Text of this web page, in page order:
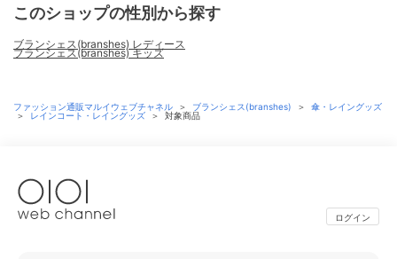
このショップの性別から探す
ブランシェス(branshes) レディース
ブランシェス(branshes) キッズ
ファッション通販マルイウェブチャネル ＞ ブランシェス(branshes) ＞
傘・レイングッズ
＞
レインコート・レイングッズ ＞ 対象商品
ログイン